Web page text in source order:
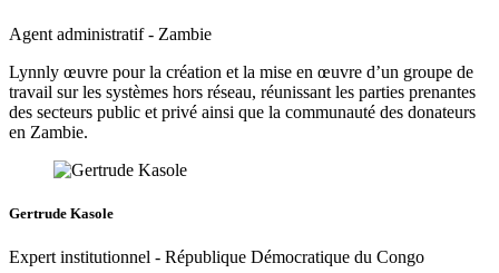
Agent administratif - Zambie
Lynnly œuvre pour la création et la mise en œuvre d’un groupe de
travail sur les systèmes hors réseau, réunissant les parties prenantes
des secteurs public et privé ainsi que la communauté des donateurs
en Zambie.
Gertrude Kasole
Expert institutionnel - République Démocratique du Congo